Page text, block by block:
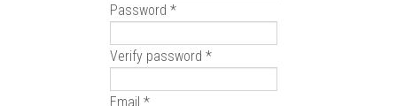
Password *
Verify password *
Email *